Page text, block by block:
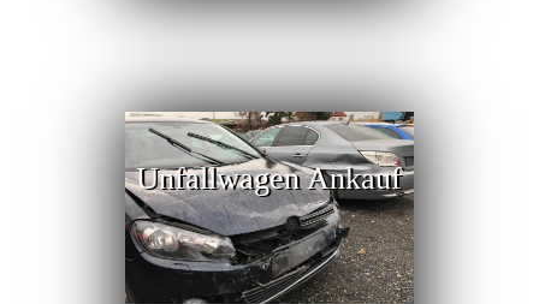
Unfallwagen Ankauf